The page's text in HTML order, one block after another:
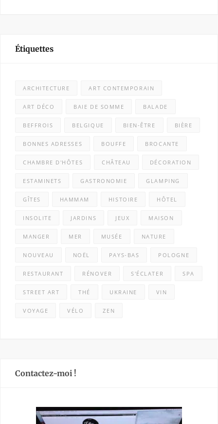
Étiquettes
ARCHITECTURE ART CONTEMPORAIN
ART DÉCO BAIE DE SOMME BALADE
BEFFROIS BELGIQUE BIEN-ÊTRE BIÈRE
BONNES ADRESSES BOUFFE BROCANTE
CHAMBRE D'HÔTES CHÂTEAU DÉCORATION
ESTAMINETS GASTRONOMIE GLAMPING
GÎTES HAMMAM HISTOIRE HÔTEL
INSOLITE JARDINS JEUX MAISON
MANGER MER MUSÉE NATURE
NOUVEAU NOËL PAYS-BAS POLOGNE
RESTAURANT RÉNOVER S'ÉCLATER SPA
STREET ART THÉ UKRAINE VIN
VOYAGE VÉLO ZEN
Contactez-moi !